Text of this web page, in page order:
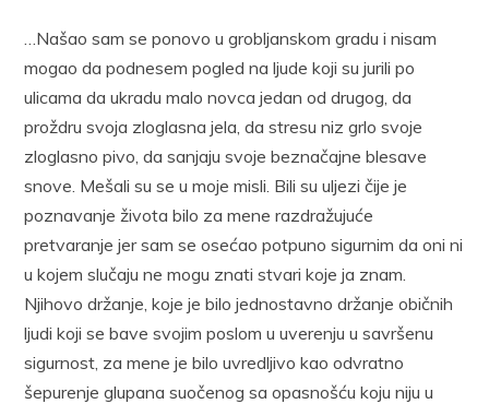
…Našao sam se ponovo u grobljanskom gradu i nisam
mogao da podnesem pogled na ljude koji su jurili po
ulicama da ukradu malo novca jedan od drugog, da
proždru svoja zloglasna jela, da stresu niz grlo svoje
zloglasno pivo, da sanjaju svoje beznačajne blesave
snove. Mešali su se u moje misli. Bili su uljezi čije je
poznavanje života bilo za mene razdražujuće
pretvaranje jer sam se osećao potpuno sigurnim da oni ni
u kojem slučaju ne mogu znati stvari koje ja znam.
Njihovo držanje, koje je bilo jednostavno držanje običnih
ljudi koji se bave svojim poslom u uverenju u savršenu
sigurnost, za mene je bilo uvredljivo kao odvratno
šepurenje glupana suočenog sa opasnošću koju niju u